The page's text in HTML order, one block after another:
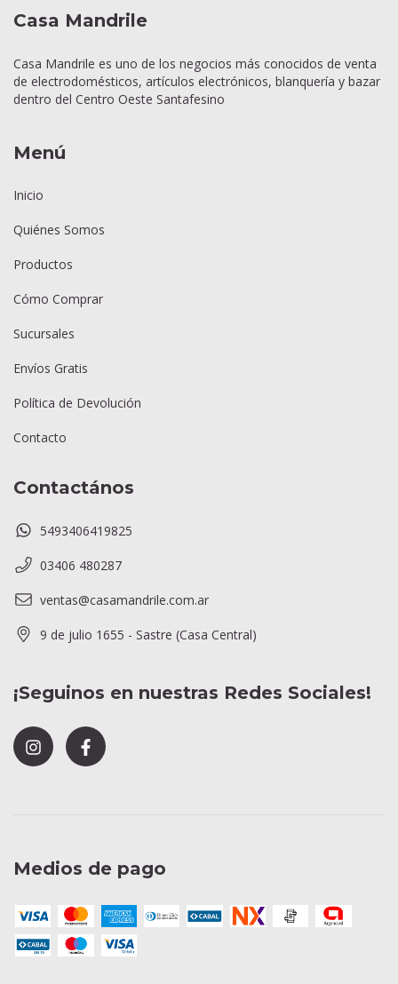
Casa Mandrile
Casa Mandrile es uno de los negocios más conocidos de venta
de electrodomésticos, artículos electrónicos, blanquería y bazar
dentro del Centro Oeste Santafesino
Menú
Inicio
Quiénes Somos
Productos
Cómo Comprar
Sucursales
Envíos Gratis
Política de Devolución
Contacto
Contactános
5493406419825
03406 480287
ventas@casamandrile.com.ar
9 de julio 1655 - Sastre (Casa Central)
¡Seguinos en nuestras Redes Sociales!
Medios de pago